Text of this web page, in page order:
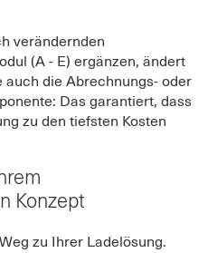
verändernden
(A - E) ergänzen, ändert
die Abrechnungs- oder
Das garantiert, dass
zu den tiefsten Kosten
Konzept
zu Ihrer Ladelösung.